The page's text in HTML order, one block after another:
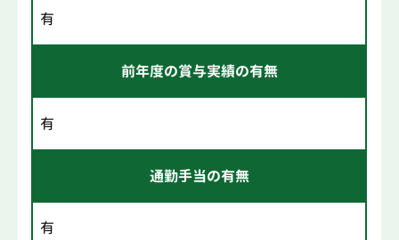
有
前年度の賞与実績の有無
有
通勤手当の有無
有